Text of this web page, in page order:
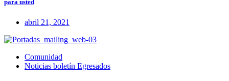
para usted
abril 21, 2021
Comunidad
Noticias boletín Egresados